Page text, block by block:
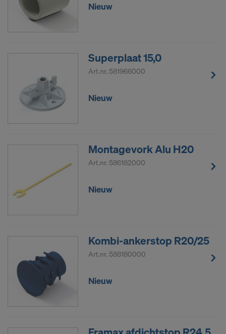
Nieuw
Superplaat 15,0
Art.nr. 581966000
Nieuw
Montagevork Alu H20
Art.nr. 586182000
Nieuw
Kombi-ankerstop R20/25
Art.nr. 588180000
Nieuw